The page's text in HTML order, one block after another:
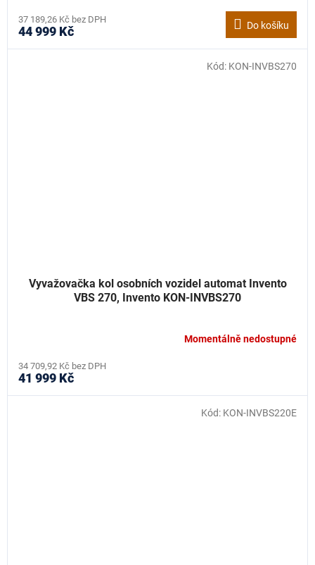
37 189,26 Kč bez DPH
44 999 Kč Do košíku
Vyvažovačka kol osobních vozidel automat Invento
VBS 270, Invento KON-INVBS270
Momentálně nedostupné
34 709,92 Kč bez DPH
41 999 Kč
Kód: KON-INVBS270
Kód: KON-INVBS220E